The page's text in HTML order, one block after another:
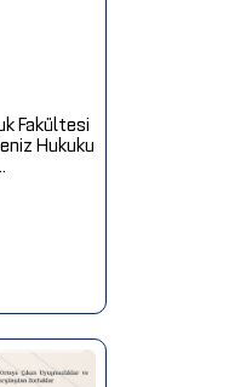
Fakültesi
Hukuku